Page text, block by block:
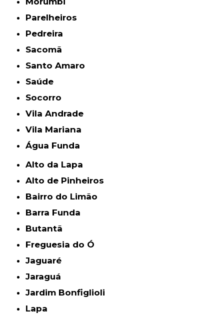
Parelheiros
Pedreira
Sacomã
Santo Amaro
Saúde
Socorro
Vila Andrade
Vila Mariana
Água Funda
Alto da Lapa
Alto de Pinheiros
Bairro do Limão
Barra Funda
Butantã
Freguesia do Ó
Jaguaré
Jaraguá
Jardim Bonfiglioli
Lapa